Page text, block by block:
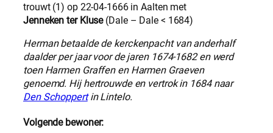
trouwt (1) op 22-04-1666 in Aalten met
Jenneken ter Kluse(Dale – Dale < 1684)
Herman betaalde de kerckenpacht van anderhalf
daalder per jaar voor de jaren 1674-1682 en werd
toen Harmen Graffen en Harmen Graeven
genoemd. Hij hertrouwde en vertrok in 1684 naar
Den Schoppertin Lintelo.
Volgende bewoner: